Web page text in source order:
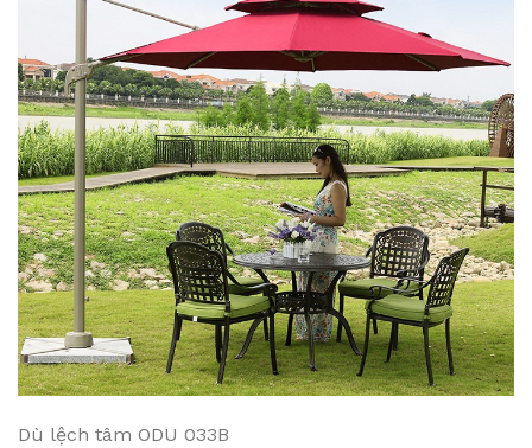
Dù lệch tâm ODU 033B